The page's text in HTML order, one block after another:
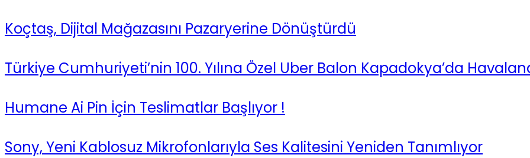
Koçtaş, Dijital Mağazasını Pazaryerine Dönüştürdü
Türkiye Cumhuriyeti’nin 100. Yılına Özel Uber Balon Kapadokya’da
Humane Ai Pin İçin Teslimatlar Başlıyor !
Sony, Yeni Kablosuz Mikrofonlarıyla Ses Kalitesini Yeniden Tanımlıyor